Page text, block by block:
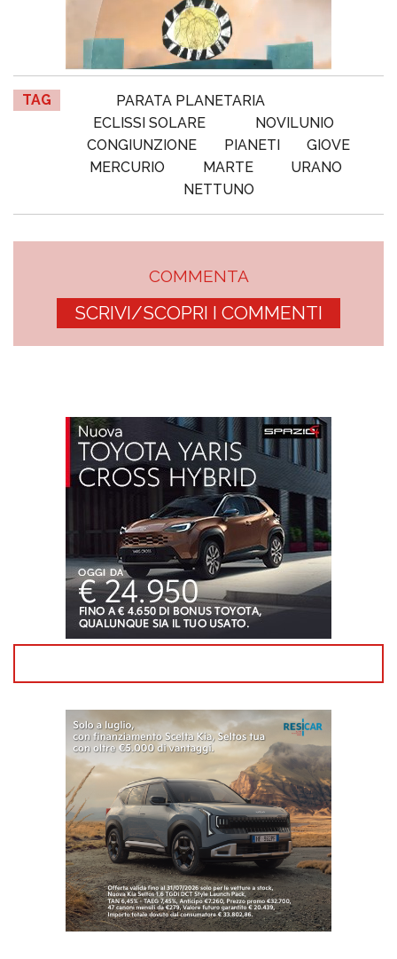
TAG
PARATA PLANETARIA
ECLISSI SOLARE
NOVILUNIO
CONGIUNZIONE
PIANETI
GIOVE
MERCURIO
MARTE
URANO
NETTUNO
COMMENTA
SCRIVI/SCOPRI I COMMENTI